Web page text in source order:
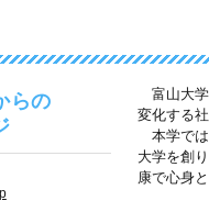
らの
富山大学
変化する
本学では
大学を創
康で心身